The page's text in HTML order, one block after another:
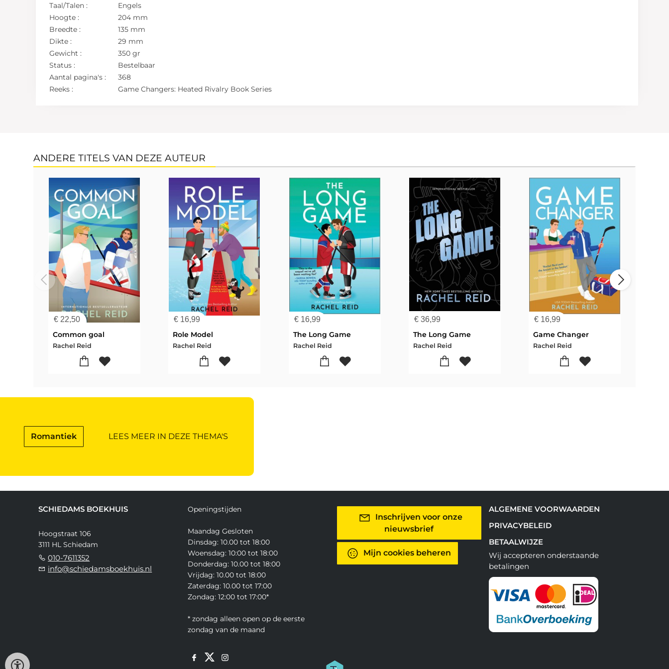
Taal/Talen :
Engels
Hoogte :
204 mm
Breedte :
135 mm
Dikte :
29 mm
Gewicht :
350 gr
Status :
Bestelbaar
Aantal pagina's :
368
Reeks :
Game Changers: Heated Rivalry Book Series
ANDERE TITELS VAN DEZE AUTEUR
€ 22,50
Common goal
Rachel Reid
€ 16,99
Role Model
Rachel Reid
€16,99
The Long Game
Rachel Reid
€36,99
The Long Game
Rachel Reid
€ 16,99
Game Changer
Rachel Reid
Romantiek LEES MEER IN DEZE THEMA'S
SCHIEDAMS BOEKHUIS
Hoogstraat 106
3111 HL Schiedam
010-7611352
info@schiedamsboekhuis.nl
Openingstijden
Maandag Gesloten
Dinsdag: 10.00 tot 18:00
Woensdag: 10:00 tot 18:00
Donderdag: 10.00 tot 18:00
Vrijdag: 10.00 tot 18:00
Zaterdag: 10.00 tot 17:00
Zondag: 12:00 tot 17:00*
* zondag alleen open op de eerste
zondag van de maand
Inschrijven voor onze
nieuwsbrief
Mijn cookies beheren
ALGEMENE VOORWAARDEN
PRIVACYBELEID
BETAALWIJZE
Wij accepteren onderstaande
betalingen